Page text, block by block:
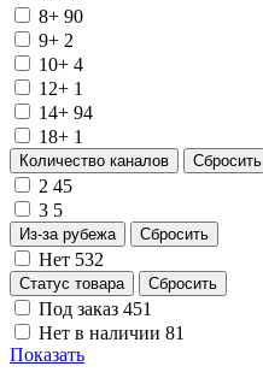
8+ 90
9+ 2
10+ 4
12+ 1
14+ 94
18+ 1
Количество каналов Сбросить
2 45
3 5
Из-за рубежа Сбросить
Нет 532
Статус товара Сбросить
Под заказ 451
Нет в наличии 81
Показать